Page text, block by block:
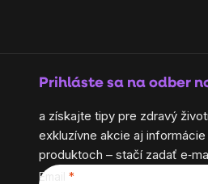
Prihláste sa na odber
a získajte tipy pre zdravý
exkluzívne akcie aj
produktoch – stačí zadať
Email